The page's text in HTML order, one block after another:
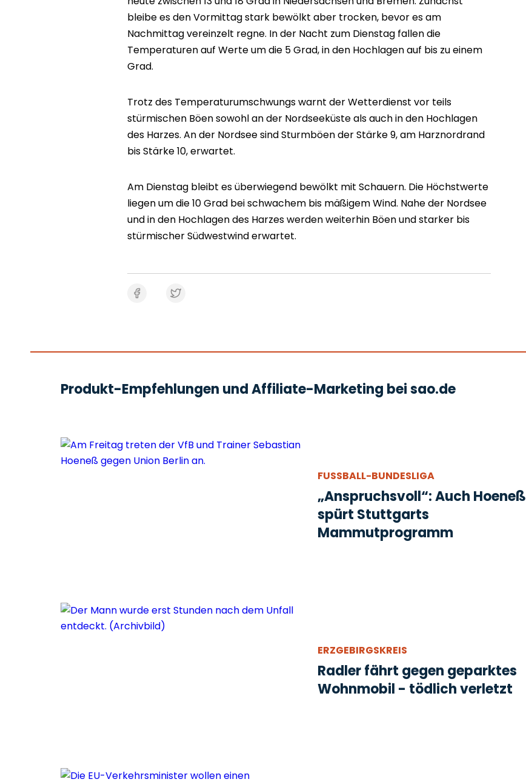
bleibe es den Vormittag stark bewölkt aber trocken, bevor es am
Nachmittag vereinzelt regne. In der Nacht zum Dienstag fallen die
Temperaturen auf Werte um die 5 Grad, in den Hochlagen auf bis zu einem
Grad.
Trotz des Temperaturumschwungs warnt der Wetterdienst vor teils
stürmischen Böen sowohl an der Nordseeküste als auch in den Hochlagen
des Harzes. An der Nordsee sind Sturmböen der Stärke 9, am Harznordrand
bis Stärke 10, erwartet.
Am Dienstag bleibt es überwiegend bewölkt mit Schauern. Die Höchstwerte
liegen um die 10 Grad bei schwachem bis mäßigem Wind. Nahe der Nordsee
und in den Hochlagen des Harzes werden weiterhin Böen und starker bis
stürmischer Südwestwind erwartet.
Produkt-Empfehlungen und Affiliate-Marketing bei sao.de
FUSSBALL-BUNDESLIGA
„Anspruchsvoll“: Auch Hoeneß
spürt Stuttgarts
Mammutprogramm
ERZGEBIRGSKREIS
Radler fährt gegen geparktes
Wohnmobil - tödlich verletzt